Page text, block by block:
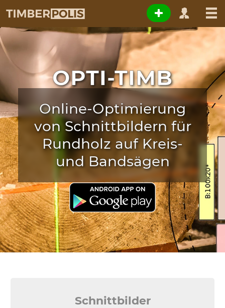
OPTI-TIMB
Online-Optimierung
von Schnittbildern für
Rundholz auf Kreis-
und Bandsägen
Schnittbilder